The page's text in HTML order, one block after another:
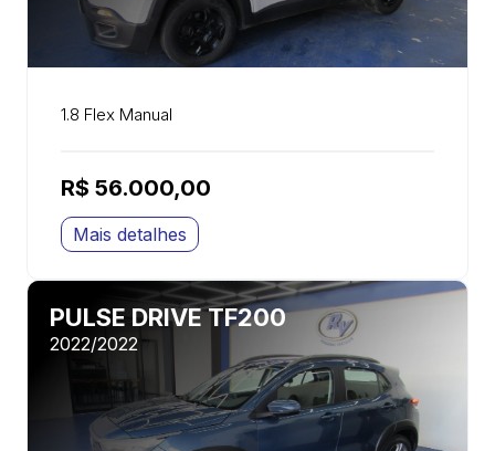
1.8 Flex Manual
R$ 56.000,00
Mais detalhes
PULSE DRIVE TF200
2022/2022